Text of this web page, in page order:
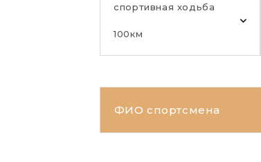
спортивная ходьба
100км
ФИО спортсмена